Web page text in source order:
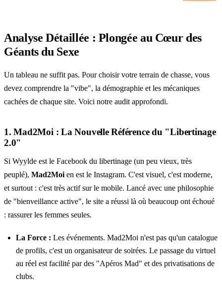
Analyse Détaillée : Plongée au Cœur des
Géants du Sexe
Un tableau ne suffit pas. Pour choisir votre terrain de chasse, vous
devez comprendre la "vibe", la démographie et les mécaniques
cachées de chaque site. Voici notre audit approfondi.
1. Mad2Moi : La Nouvelle Référence du "Libertinage
2.0"
Si Wyylde est le Facebook du libertinage (un peu vieux, très
peuplé), Mad2Moi en est le Instagram. C'est visuel, c'est moderne,
et surtout : c'est très actif sur le mobile. Lancé avec une philosophie
de "bienveillance active", le site a réussi là où beaucoup ont échoué
: rassurer les femmes seules.
La Force : Les événements. Mad2Moi n'est pas qu'un catalogue
de profils, c'est un organisateur de soirées. Le passage du virtuel
au réel est facilité par des "Apéros Mad" et des privatisations de
clubs.